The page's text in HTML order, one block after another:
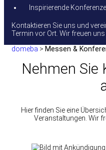
Inspirierende
Kontaktieren Sie uns und
Termin vor Ort. Wir freuen uns
domeba > Messen &
Nehmen Sie
Hier finden Sie eine
Veranstaltungen. Wir